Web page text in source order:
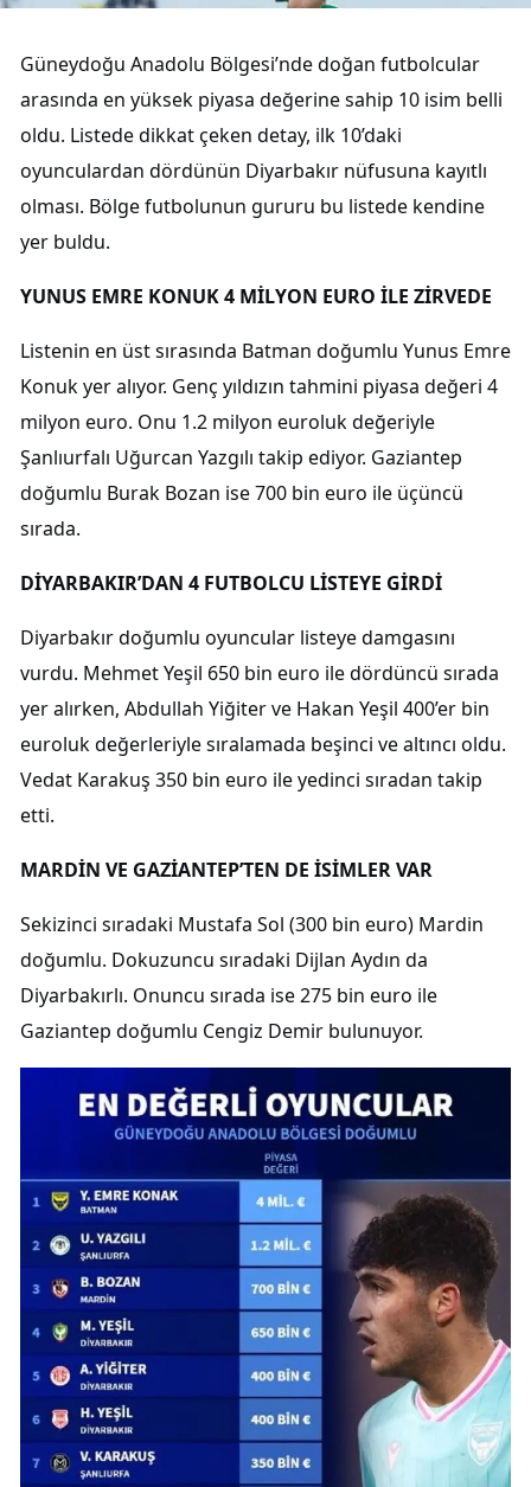
Güneydoğu Anadolu Bölgesi’nde doğan futbolcular
arasında en yüksek piyasa değerine sahip 10 isim belli
oldu. Listede dikkat çeken detay, ilk 10’daki
oyunculardan dördünün Diyarbakır nüfusuna kayıtlı
olması. Bölge futbolunun gururu bu listede kendine
yer buldu.
YUNUS EMRE KONUK 4 MİLYON EURO İLE ZİRVEDE
Listenin en üst sırasında Batman doğumlu Yunus Emre
Konuk yer alıyor. Genç yıldızın tahmini piyasa değeri 4
milyon euro. Onu 1.2 milyon euroluk değeriyle
Şanlıurfalı Uğurcan Yazgılı takip ediyor. Gaziantep
doğumlu Burak Bozan ise 700 bin euro ile üçüncü
sırada.
DİYARBAKIR’DAN 4 FUTBOLCU LİSTEYE GİRDİ
Diyarbakır doğumlu oyuncular listeye damgasını
vurdu. Mehmet Yeşil 650 bin euro ile dördüncü sırada
yer alırken, Abdullah Yiğiter ve Hakan Yeşil 400’er bin
euroluk değerleriyle sıralamada beşinci ve altıncı oldu.
Vedat Karakuş 350 bin euro ile yedinci sıradan takip
etti.
MARDİN VE GAZİANTEP’TEN DE İSİMLER VAR
Sekizinci sıradaki Mustafa Sol (300 bin euro) Mardin
doğumlu. Dokuzuncu sıradaki Dijlan Aydın da
Diyarbakırlı. Onuncu sırada ise 275 bin euro ile
Gaziantep doğumlu Cengiz Demir bulunuyor.